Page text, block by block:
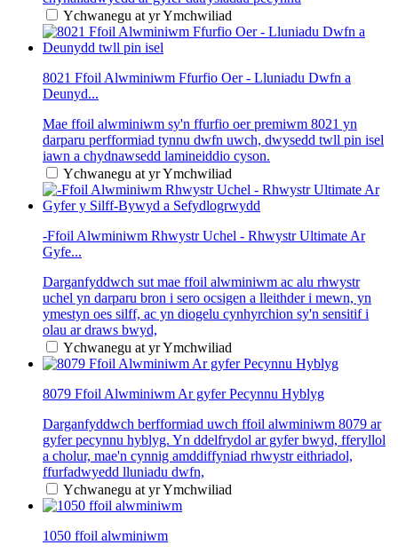
Ychwanegu at yr Ymchwiliad
8021 Ffoil Alwminiwm Ffurfio Oer - Lluniadu Dwfn a
Deunyd...
Mae ffoil alwminiwm sy'n ffurfio oer premiwm 8021 yn
darparu perfformiad tynnu dwfn uwch, dwysedd twll pin isel
iawn a chydnawsedd lamineiddio cyson.
Ychwanegu at yr Ymchwiliad
-Ffoil Alwminiwm Rhwystr Uchel - Rhwystr Ultimate Ar
Gyfe...
Darganfyddwch sut mae ffoil alwminiwm ac alu rhwystr
uchel yn darparu bron i sero ocsigen a lleithder i mewn, yn
ymestyn oes silff, ac yn diogelu cynhyrchion sy'n sensitif i
olau ar draws bwyd,
Ychwanegu at yr Ymchwiliad
8079 Ffoil Alwminiwm Ar gyfer Pecynnu Hyblyg
Darganfyddwch berfformiad uwch ffoil alwminiwm 8079 ar
gyfer pecynnu hyblyg. Yn ddelfrydol ar gyfer bwyd, fferyllol
a cholur, mae'n cynnig amddiffyniad rhwystr eithriadol,
ffurfadwyedd lluniadu dwfn,
Ychwanegu at yr Ymchwiliad
1050 ffoil alwminiwm